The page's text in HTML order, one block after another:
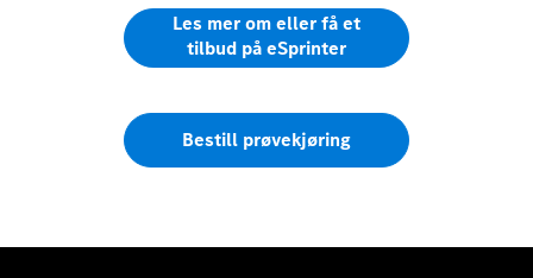
Les mer om eller få et
tilbud på eSprinter
Bestill prøvekjøring